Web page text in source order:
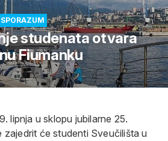
studenata otvara
Fiumanku
lipnja u sklopu jubilarne 25.
zajedrit će studenti Sveučilišta u